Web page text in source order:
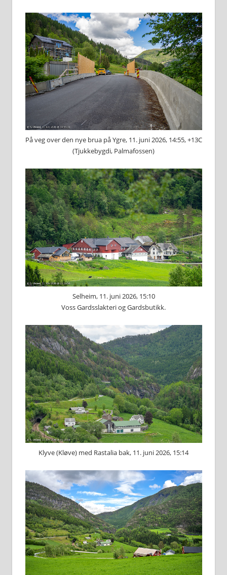
På veg over den nye brua på Ygre, 11. juni 2026, 14:55, +13C
(Tjukkebygdi, Palmafossen)
Selheim, 11. juni 2026, 15:10
Voss Gardsslakteri og Gardsbutikk.
Klyve (Kløve) med Rastalia bak, 11. juni 2026, 15:14